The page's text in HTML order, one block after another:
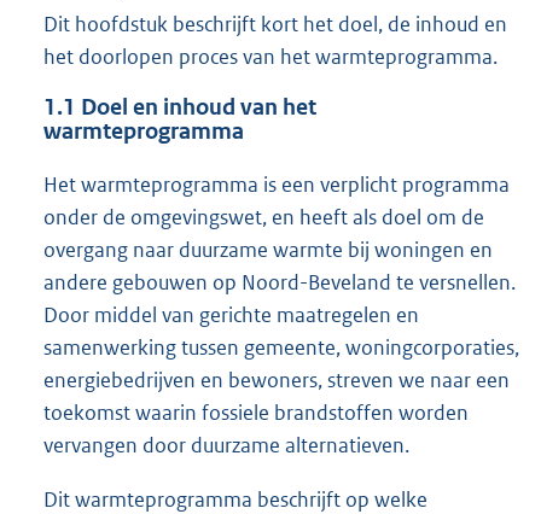
Dit hoofdstuk beschrijft kort het doel, de inhoud en
het doorlopen proces van het warmteprogramma.
1.1 Doel en inhoud van het
warmteprogramma
Het warmteprogramma is een verplicht programma
onder de omgevingswet, en heeft als doel om de
overgang naar duurzame warmte bij woningen en
andere gebouwen op Noord-Beveland te versnellen.
Door middel van gerichte maatregelen en
samenwerking tussen gemeente, woningcorporaties,
energiebedrijven en bewoners, streven we naar een
toekomst waarin fossiele brandstoffen worden
vervangen door duurzame alternatieven.
Dit warmteprogramma beschrijft op welke